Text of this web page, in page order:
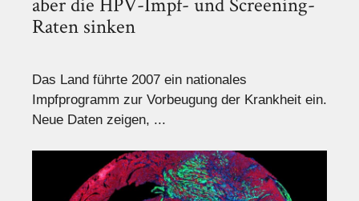
Raten sinken
Das Land führte 2007 ein nationales
Impfprogramm zur Vorbeugung der Krankheit ein.
Neue Daten zeigen, ...